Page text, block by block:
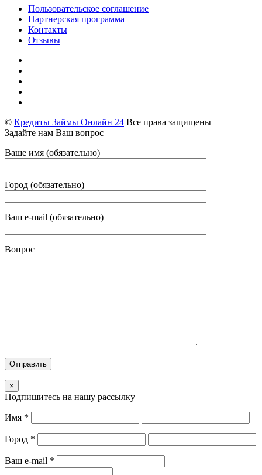
Пользовательское соглашение
Партнерская программа
Контакты
Отзывы
© Кредиты Займы Онлайн 24 Все права защищены
Задайте нам Ваш вопрос
Ваше имя (обязательно)
Город (обязательно)
Ваш e-mail (обязательно)
Вопрос
×
Подпишитесь на нашу рассылку
Имя *
Город *
Ваш e-mail *